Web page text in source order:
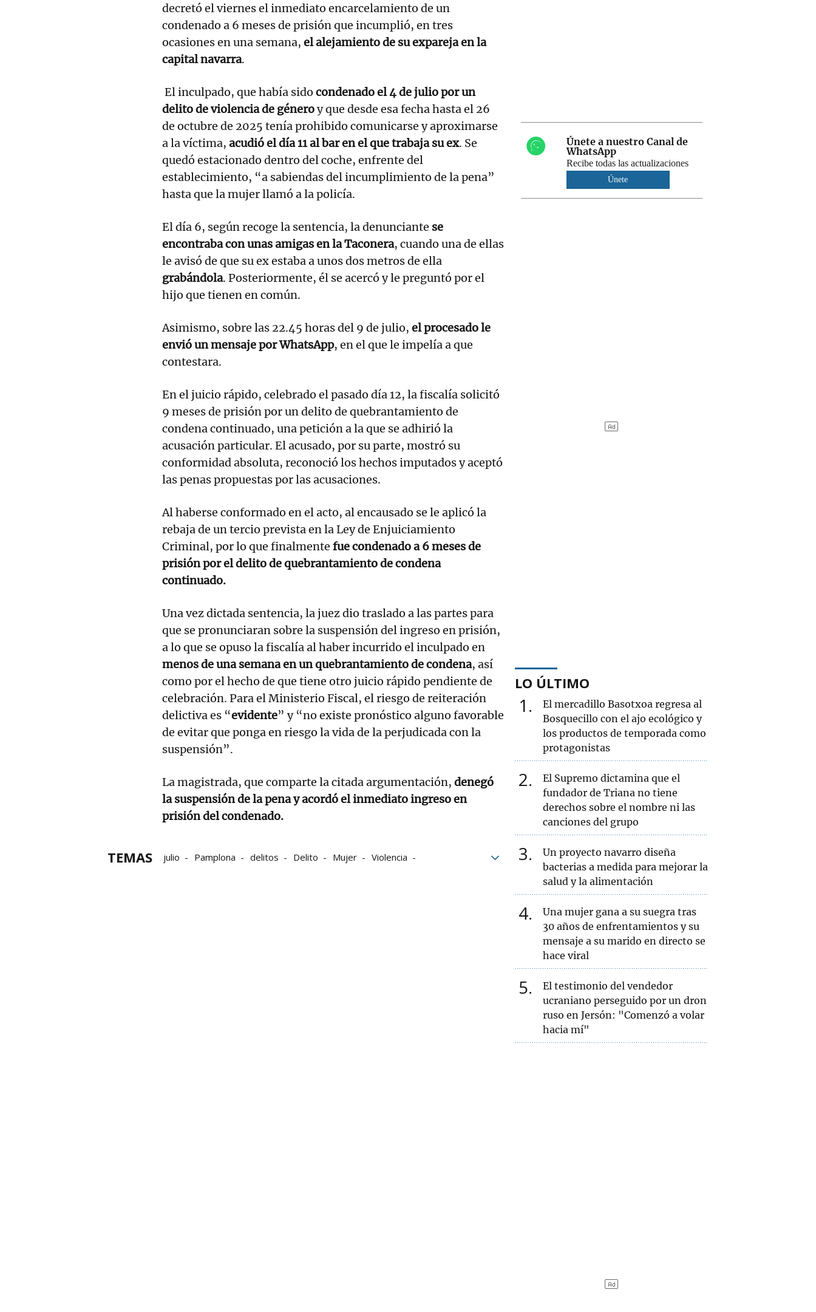
decretó el viernes el inmediato encarcelamiento de un
condenado a 6 meses de prisión que incumplió, en tres
ocasiones en una semana, el alejamiento de su expareja en la
capital navarra.
El inculpado, que había sido condenado el 4 de julio por un
delito de violencia de géneroy que desde esa fecha hasta el 26
de octubre de 2025 tenía prohibido comunicarse y aproximarse
a la víctima, acudió el día 11 al bar en el que trabaja su ex. Se
quedó estacionado dentro del coche, enfrente del
establecimiento, “a sabiendas del incumplimiento de la pena”
hasta que la mujer llamó a la policía.
El día 6, según recoge la sentencia, la denunciante se
encontraba con unas amigas en la Taconera, cuando una de ellas
le avisó de que su ex estaba a unos dos metros de ella
grabándola. Posteriormente, él se acercó y le preguntó por el
hijo que tienen en común.
Asimismo, sobre las 22.45 horas del 9 de julio, el procesado le
envió un mensaje por WhatsApp, en el que le impelía a que
contestara.
En el juicio rápido, celebrado el pasado día 12, la fiscalía solicitó
9 meses de prisión por un delito de quebrantamiento de
condena continuado, una petición a la que se adhirió la
acusación particular. El acusado, por su parte, mostró su
conformidad absoluta, reconoció los hechos imputados y aceptó
las penas propuestas por las acusaciones.
Al haberse conformado en el acto, al encausado se le aplicó la
rebaja de un tercio prevista en la Ley de Enjuiciamiento
Criminal, por lo que finalmente fue condenado a 6 meses de
prisión por el delito de quebrantamiento de condena
continuado.
Una vez dictada sentencia, la juez dio traslado a las partes para
que se pronunciaran sobre la suspensión del ingreso en prisión,
a lo que se opuso la fiscalía al haber incurrido el inculpado en
menos de una semana en un quebrantamiento de condena, así
como por el hecho de que tiene otro juicio rápido pendiente de
celebración. Para el Ministerio Fiscal, el riesgo de reiteración
delictiva es “evidente” y “no existe pronóstico alguno favorable
de evitar que ponga en riesgo la vida de la perjudicada con la
suspensión”.
La magistrada, que comparte la citada argumentación, denegó
la suspensión de la pena y acordó el inmediato ingreso en
prisión del condenado.
TEMAS julio Pamplona delitos Delito Mujer
Violencia
Únete a nuestro Canal de
WhatsApp
Recibe todas las actualizaciones
Únete
LO ÚLTIMO
1
El mercadillo Basotxoa regresa al
Bosquecillo con el ajo ecológico y
los productos de temporada como
protagonistas
2
El Supremo dictamina que el
fundador de Triana no tiene
derechos sobre el nombre ni las
canciones del grupo
3
Un proyecto navarro diseña
bacterias a medida para mejorar la
salud y la alimentación
4
Una mujer gana a su suegra tras
30 años de enfrentamientos y su
mensaje a su marido en directo se
hace viral
5
El testimonio del vendedor
ucraniano perseguido por un dron
ruso en Jersón: "Comenzó a volar
hacia mí"